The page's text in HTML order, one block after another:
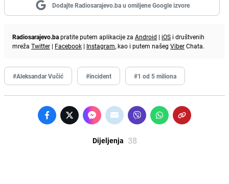
Dodajte Radiosarajevo.ba u omiljene Google izvore
Radiosarajevo.bapratite putem aplikacije za Android | iOS i društvenih
mreža Twitter | Facebook | Instagram, kao i putem našeg ViberChata.
#Aleksandar Vučić #incident #1 od 5 miliona
Dijeljenja 38